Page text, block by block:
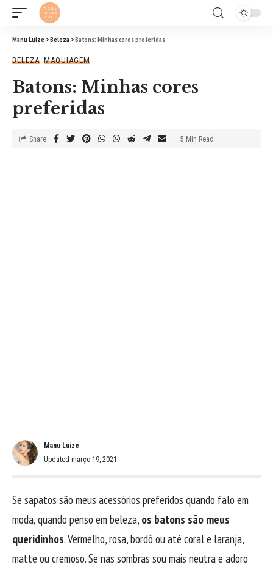
Manu Luize >Beleza >Batons: Minhas cores preferidas
BELEZA MAQUIAGEM
Batons: Minhas cores
preferidas
Manu Luize
Updated março 19, 2021
Share 5 Min Read
Se sapatos são meus acessórios preferidos quando falo em
moda, quando penso em beleza, os batons são meus
queridinhos. Vermelho, rosa, bordô ou até coral e laranja,
matte ou cremoso. Se nas sombras sou mais neutra e adoro